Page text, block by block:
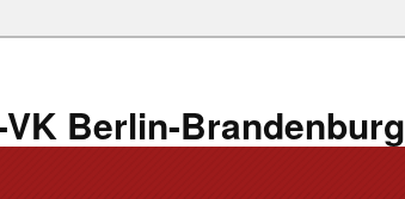
VK Berlin-Brandenburg